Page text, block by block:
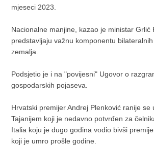
mjeseci 2023.
Nacionalne manjine, kazao je ministar Grlić
predstavljaju važnu komponentu
zemalja.
Podsjetio je i na "povijesni" Ugovor o
gospodarskih pojaseva.
Hrvatski premijer Andrej Plenković ranije se
Tajanijem koji je nedavno potvrđen za
Italia koju je dugo godina vodio bivši
koji je umro prošle godine.